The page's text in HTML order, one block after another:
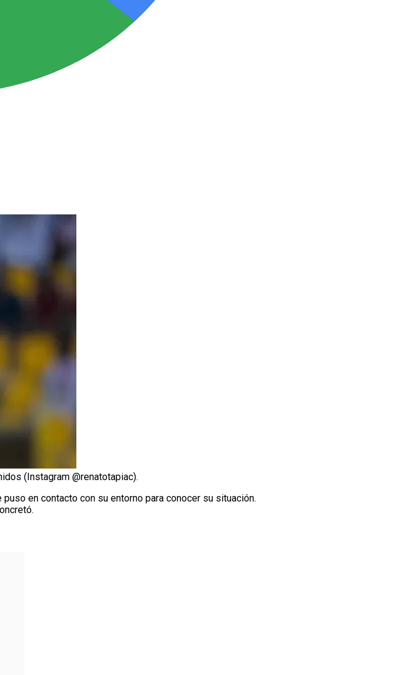
(Instagram @renatotapiac).
puso en contacto con su entorno para conocer su situación.